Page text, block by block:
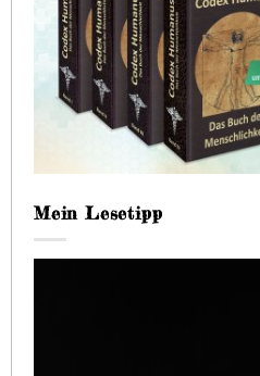
Mein Lesetipp